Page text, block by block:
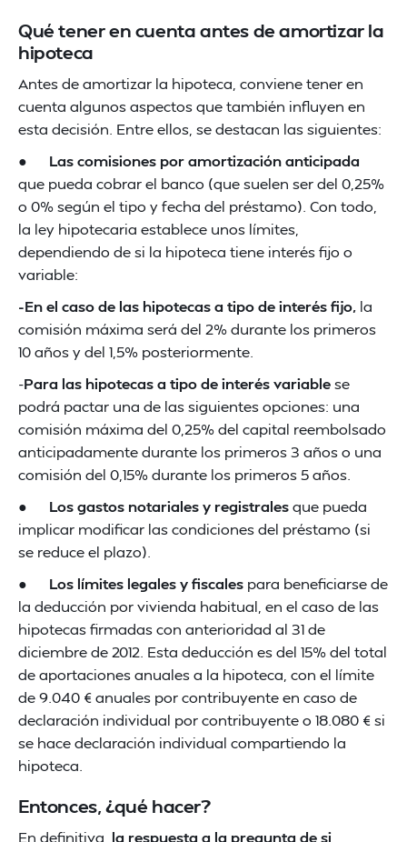
Qué tener en cuenta antes de amortizar la
hipoteca
Antes de amortizar la hipoteca, conviene tener en
cuenta algunos aspectos que también influyen en
esta decisión. Entre ellos, se destacan las siguientes:
● Las comisiones por amortización anticipada
que pueda cobrar el banco (que suelen ser del 0,25%
o 0% según el tipo y fecha del préstamo). Con todo,
la ley hipotecaria establece unos límites,
dependiendo de si la hipoteca tiene interés fijo o
variable:
-En el caso de las hipotecas a tipo de interés fijo, la
comisión máxima será del 2% durante los primeros
10 años y del 1,5% posteriormente.
-Para las hipotecas a tipo de interés variablese
podrá pactar una de las siguientes opciones: una
comisión máxima del 0,25% del capital reembolsado
anticipadamente durante los primeros 3 años o una
comisión del 0,15% durante los primeros 5 años.
● Los gastos notariales y registralesque pueda
implicar modificar las condiciones del préstamo (si
se reduce el plazo).
● Los límites legales y fiscales para beneficiarse de
la deducción por vivienda habitual, en el caso de las
hipotecas firmadas con anterioridad al 31 de
diciembre de 2012. Esta deducción es del 15% del total
de aportaciones anuales a la hipoteca, con el límite
de 9.040 € anuales por contribuyente en caso de
declaración individual por contribuyente o 18.080 € si
se hace declaración individual compartiendo la
hipoteca.
Entonces, ¿qué hacer?
En definitiva, la respuesta a la pregunta de si